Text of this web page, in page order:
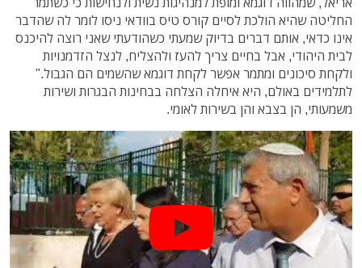
החליטה שהיא הולכת לסיים קורס טיס בוודאי ניסו לומר לה שהדבר
אינו כדאי, אותם דברים בדיוק שמעתי כשהודעתי שאני רוצה להיכנס
לבית היהודי, אבל בחיים צריך להעז ולהצליח, לנצל הזדמנויות
ולקחת סיכונים ומתמר אפשר לקחת דוגמא שהשמים הם הגבול."
לתלמידים באולם, היא איחלה הצלחה בבחינות הבגרות ושירות
משמעותי, הן בצבא והן בשירות לאומי.